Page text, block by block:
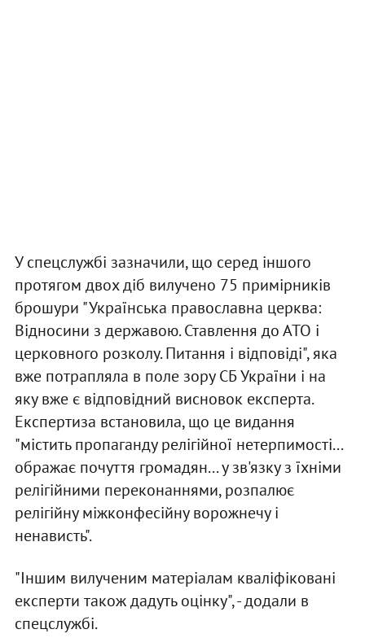
У спецслужбі зазначили, що серед іншого
протягом двох діб вилучено 75 примірників
брошури "Українська православна церква:
Відносини з державою. Ставлення до АТО і
церковного розколу. Питання і відповіді", яка
вже потрапляла в поле зору СБ України і на
яку вже є відповідний висновок експерта.
Експертиза встановила, що це видання
"містить пропаганду релігійної нетерпимості...
ображає почуття громадян... у зв'язку з їхніми
релігійними переконаннями, розпалює
релігійну міжконфесійну ворожнечу і
ненависть".
"Іншим вилученим матеріалам кваліфіковані
експерти також дадуть оцінку", - додали в
спецслужбі.